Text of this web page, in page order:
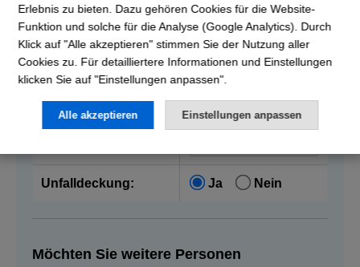
Nachname:
Unfalldeckung: Ja Nein
Möchten Sie weitere Personen
Erlebnis zu bieten. Dazu gehören Cookies für die Website-
Funktion und solche für die Analyse (Google Analytics). Durch
Klick auf "Alle akzeptieren" stimmen Sie der Nutzung aller
Cookies zu. Für detailliertere Informationen und Einstellungen
klicken Sie auf "Einstellungen anpassen".
Alle akzeptieren Einstellungen anpassen